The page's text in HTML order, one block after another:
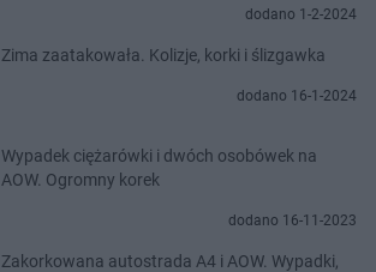
dodano 1-2-2024
Zima zaatakowała. Kolizje, korki i ślizgawka
dodano 16-1-2024
Wypadek ciężarówki i dwóch osobówek na
AOW. Ogromny korek
dodano 16-11-2023
Zakorkowana autostrada A4 i AOW. Wypadki,